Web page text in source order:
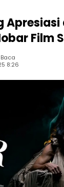
Apresiasi
Film
8:26